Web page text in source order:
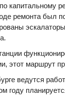
капитальному
ремонта был
этот маршрут
ведутся
году